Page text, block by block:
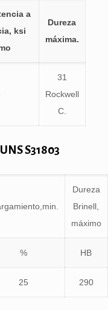
a
ksi
Dureza
máxima.
31
Rockwell
C.
S31803
Dureza
Brinell,
máximo
% HB
25 290